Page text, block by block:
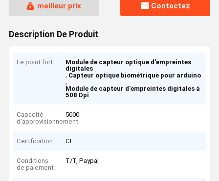
meilleur prix Contactez
Description De Produit
Le point fort
Module de capteur optique d'empreintes
digitales
, Capteur optique biométrique pour arduino
,
Module de capteur d'empreintes digitales à
508 Dpi
Capacité
d'approvisionnement
5000
Certification CE
Conditions
de paiement
T/T, Paypal